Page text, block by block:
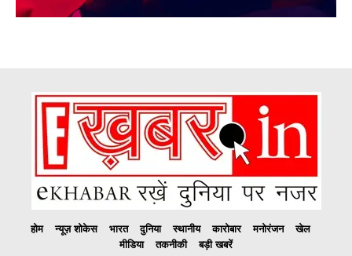
होम न्यूज़ शोकेस भारत दुनिया स्थानीय कारोबार मनोरंजन
खेल
मीडिया
तकनीकी बड़ी खबरें